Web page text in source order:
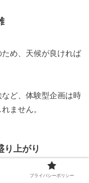
め、天候が良ければ
ど、体験型企画は時
ません。
り上がり
つねになって楽しめ
プライバシーポリシー